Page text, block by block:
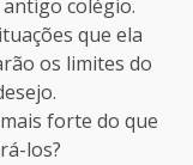
colégio.
que ela
os limites do
forte do que
los?